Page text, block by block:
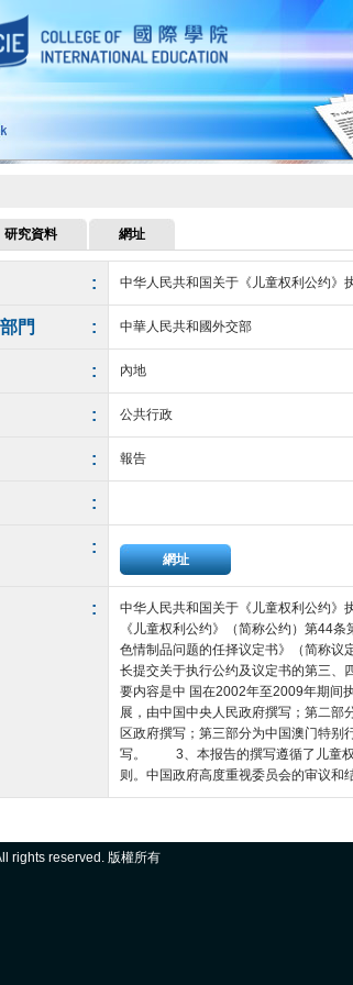
研究資料 網址
: 中华人民共和国关于《儿童权利公约》
門 : 中華人民共和國外交部
: 內地
: 公共行政
: 報告
:
:
網址
:
中华人民共和国关于《儿童权利公
《儿童权利公约》（简称公约）第44
色情制品问题的任择议定书》（简称议
长提交关于执行公约及议定书的第三
要内容是中 国在2002年至2009年期间
展，由中国中央人民政府撰写；第二部
区政府撰写；第三部分为中国澳门特
写。 3、本报告的撰写遵循了儿童权
则。中国政府高度重视委员会的审议和
rights reserved. 版權所有